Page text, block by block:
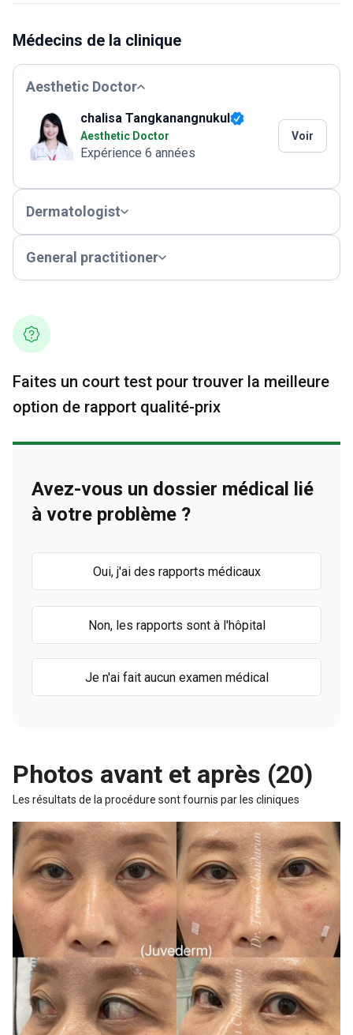
Médecins de la clinique
Aesthetic Doctor
chalisa Tangkanangnukul
Aesthetic Doctor
Expérience 6 années
Voir
Dermatologist
General practitioner
Faites un court test pour trouver la meilleure
option de rapport qualité-prix
Avez-vous un dossier médical lié
à votre problème ?
Oui, j'ai des rapports médicaux
Non, les rapports sont à l'hôpital
Je n'ai fait aucun examen médical
Photos avant et après (20)
Les résultats de la procédure sont fournis par les cliniques